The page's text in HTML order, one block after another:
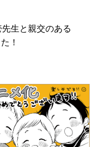
生と親交のある
！